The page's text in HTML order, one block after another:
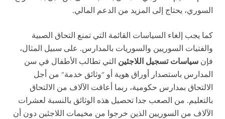
السوري، يحتاج إلى المزيد من الدعم المالي.
كما يجب إلغاء السياسات القائمة التي تمنع التحاق الصبية
والفتيات السوريين والسوريات بالمدارس. على سبيل المثال،
فإن سياسات تسجيل اللاجئين التي تطالب الأطفال في سن
المدارس باستصدار أوراق هوية أو "وثائق خدمة" من أجل
الالتحاق بمدارس حكومية، ربما أعاقت الآلاف من الالتحاق
بالتعليم. من الصعب جدا تحصيل هذه الوثائق بالنسبة لعشرات
الآلاف من السوريين الذين خرجوا من مخيمات اللاجئين دون أن